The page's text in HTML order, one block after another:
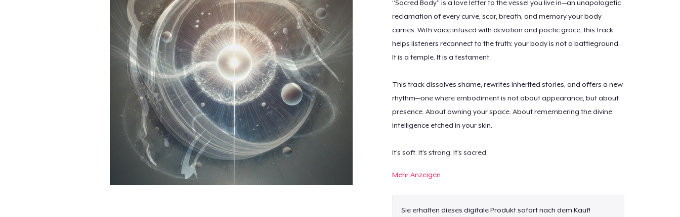
“Sacred Body” is a love letter to the vessel you live in—an unapologetic
reclamation of every curve, scar, breath, and memory your body
carries. With voice infused with devotion and poetic grace, this track
helps listeners reconnect to the truth: your body is not a battleground.
It is a temple. It is a testament.
This track dissolves shame, rewrites inherited stories, and offers a new
rhythm—one where embodiment is not about appearance, but about
presence. About owning your space. About remembering the divine
intelligence etched in your skin.
It’s soft. It’s strong. It’s sacred.
You’re not here to shrink.
This is your sacred body.
Mehr Anzeigen
Sie erhalten dieses digitale Produkt sofort nach dem Kauf!